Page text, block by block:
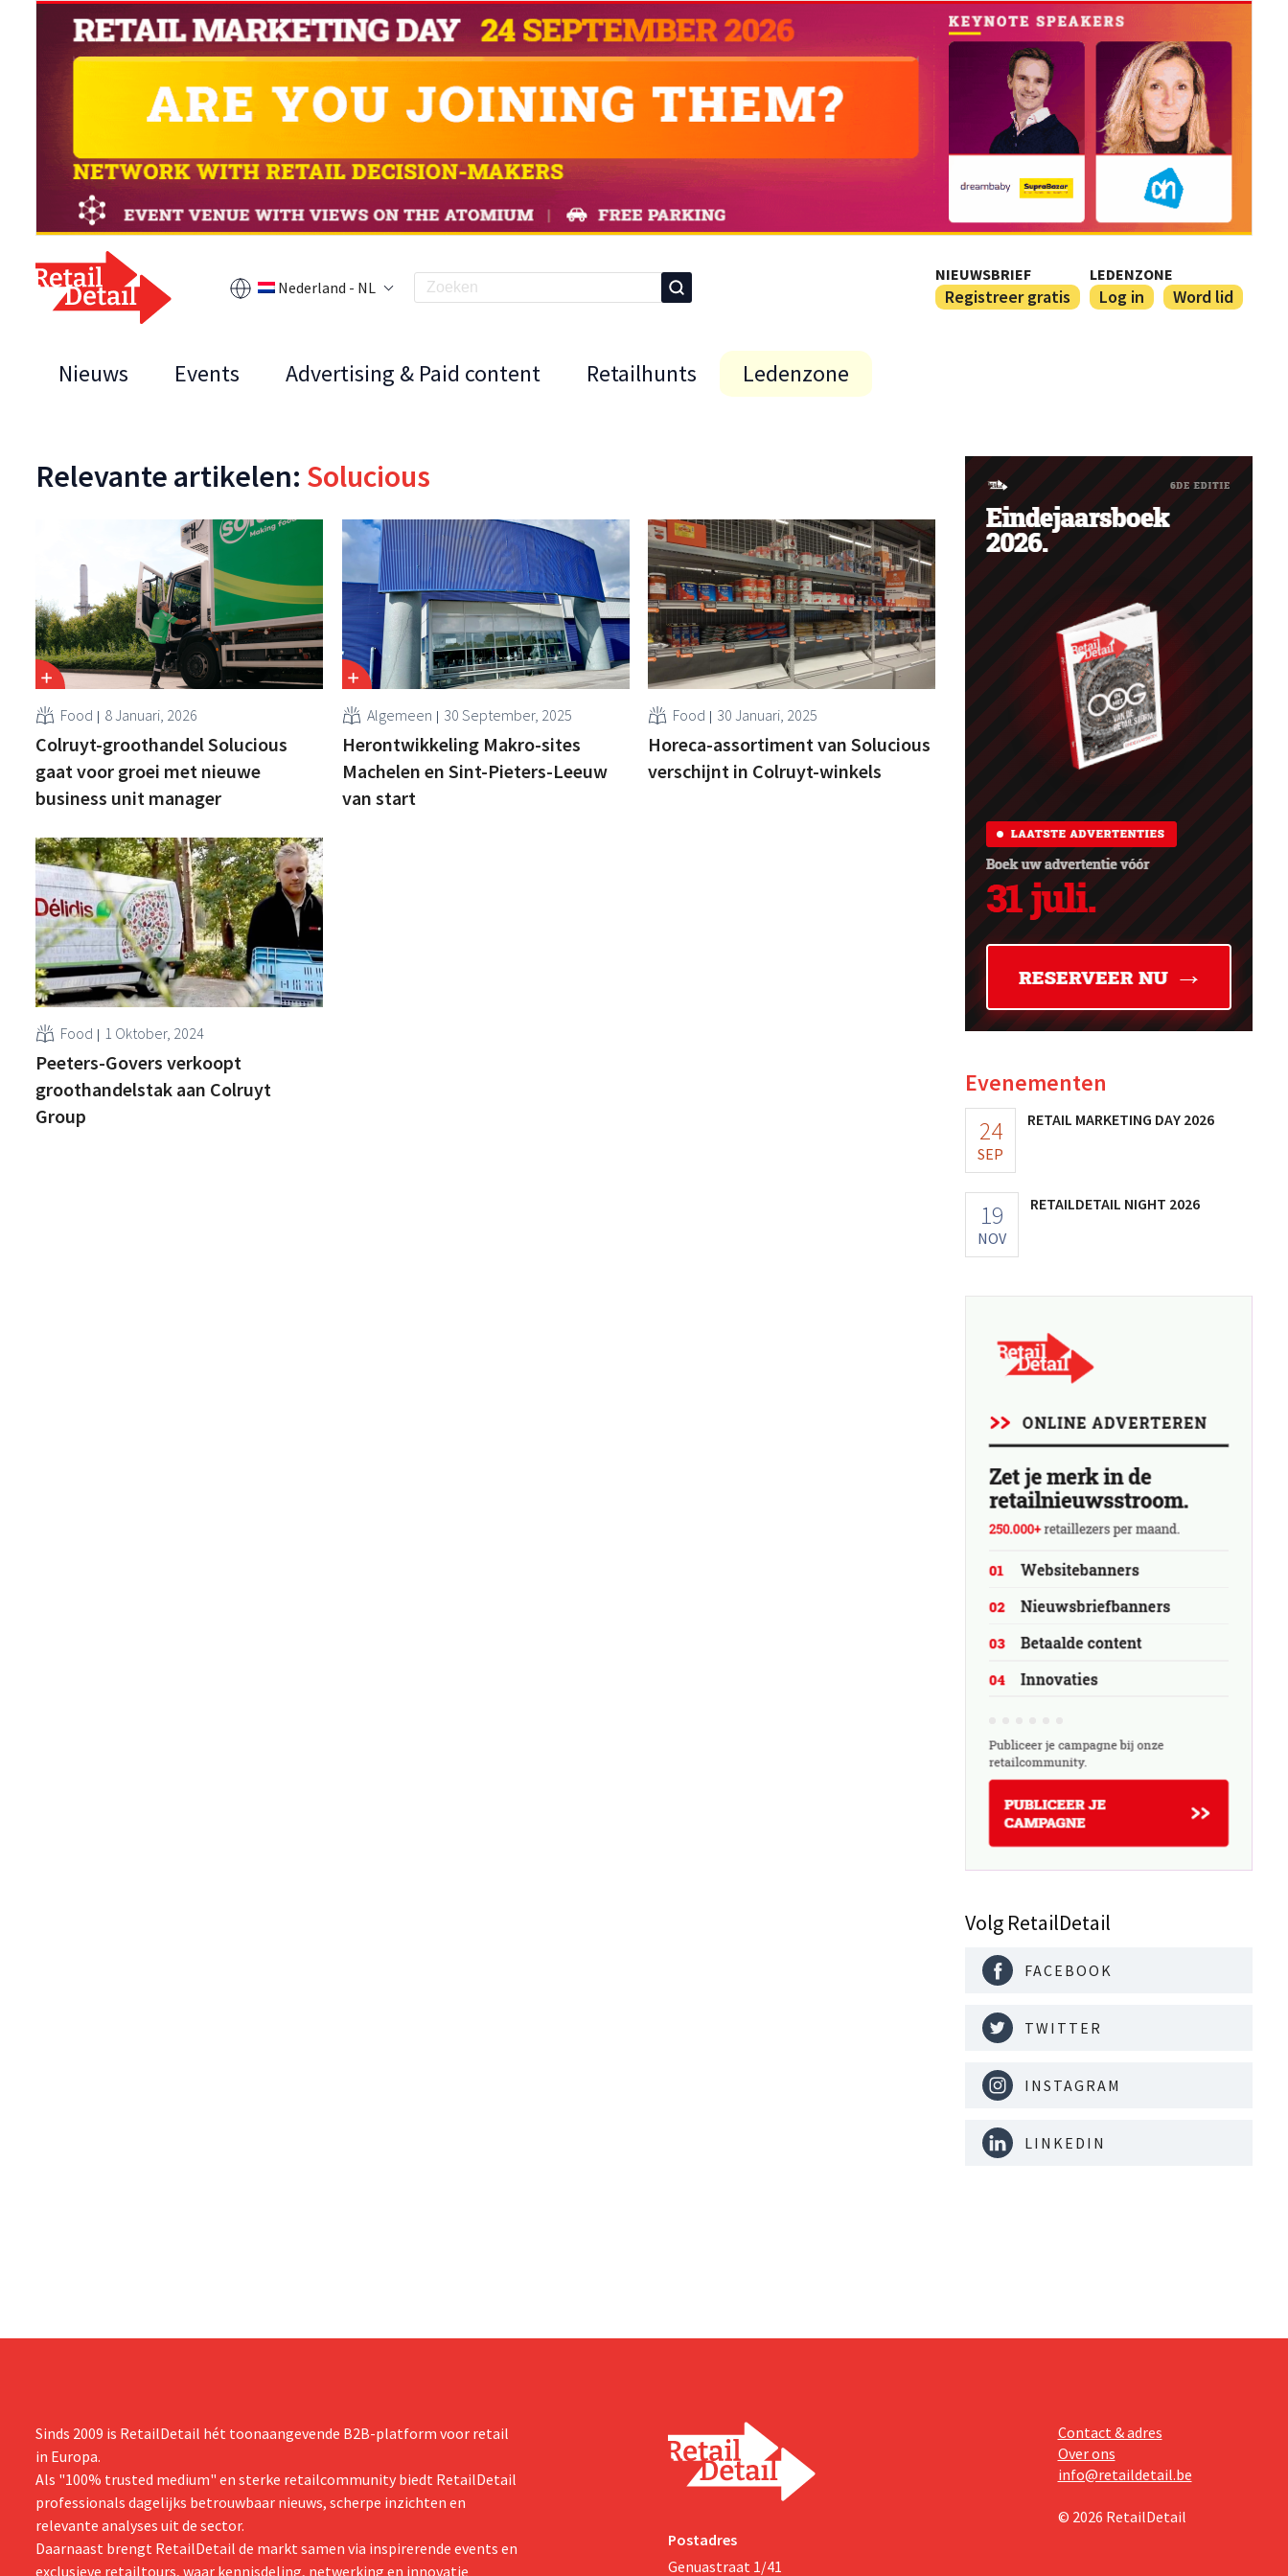
Nederland - NL
NIEUWSBRIEF
Registreer gratis
LEDENZONE
Log in Word lid
Nieuws Events Advertising & Paid content Retailhunts Ledenzone
Relevante artikelen: Solucious
Food 8 Januari, 2026
Colruyt-groothandel Solucious
gaat voor groei met nieuwe
business unit manager
Algemeen 30 September, 2025
Herontwikkeling Makro-sites
Machelen en Sint-Pieters-Leeuw
van start
Food 30 Januari, 2025
Horeca-assortiment van Solucious
verschijnt in Colruyt-winkels
Food 1 Oktober, 2024
Peeters-Govers verkoopt
groothandelstak aan Colruyt
Group
Evenementen
24
SEP
RETAIL MARKETING DAY 2026
19
NOV
RETAILDETAIL NIGHT 2026
Volg RetailDetail
FACEBOOK
TWITTER
INSTAGRAM
LINKEDIN
Sinds 2009 is RetailDetail hét toonaangevende B2B-platform voor retail
in Europa.
Als "100% trusted medium" en sterke retailcommunity biedt RetailDetail
professionals dagelijks betrouwbaar nieuws, scherpe inzichten en
relevante analyses uit de sector.
Daarnaast brengt RetailDetail de markt samen via inspirerende events en
exclusieve retailtours, waar kennisdeling, netwerking en innovatie
Postadres
Genuastraat 1/41
Contact & adres
Over ons
info@retaildetail.be
© 2026 RetailDetail